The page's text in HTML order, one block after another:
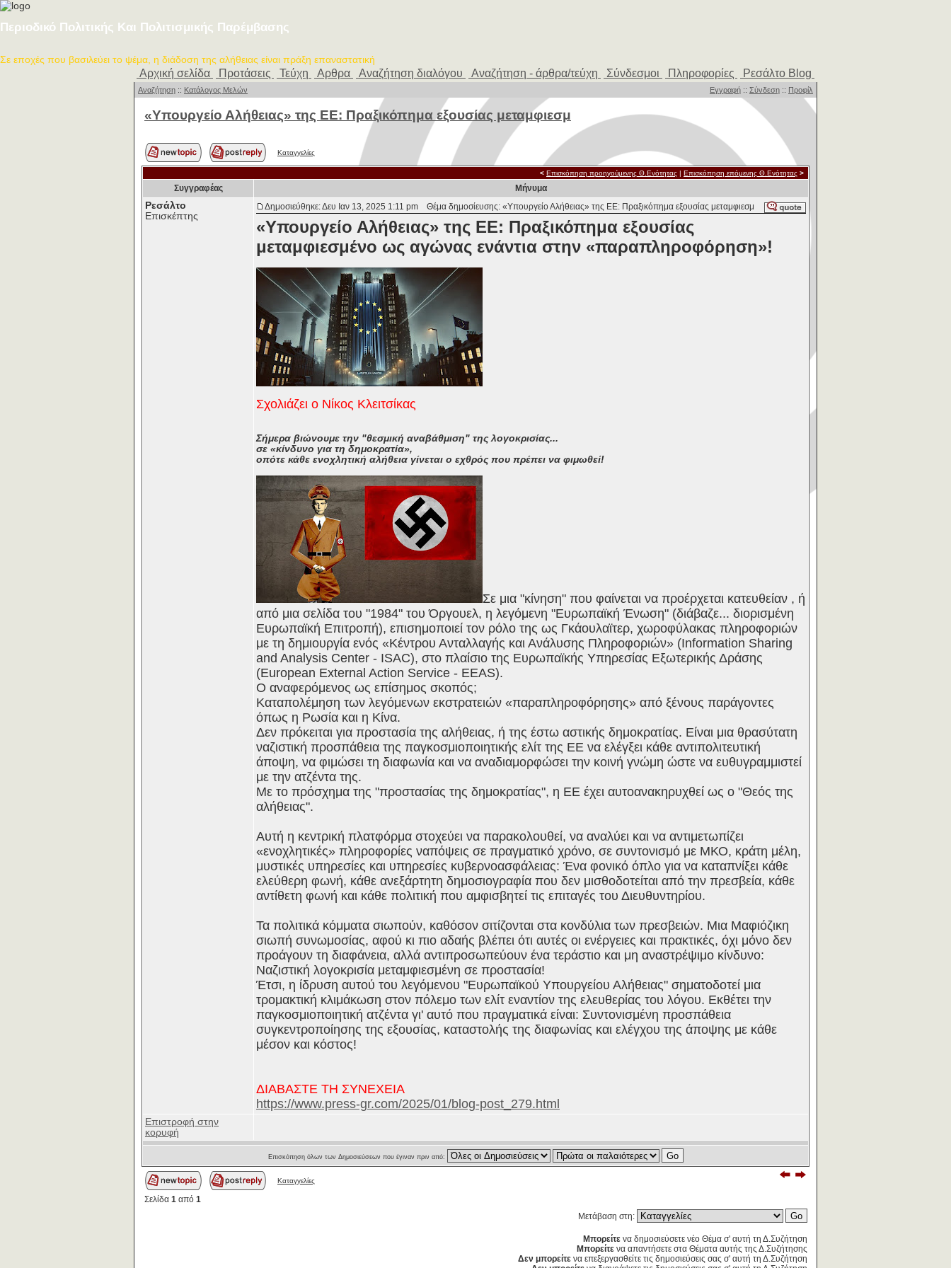
Περιοδικό Πολιτικής Και Πολιτισμικής Παρέμβασης
Σε εποχές που βασιλεύει το ψέμα, η διάδοση της αλήθειας είναι πράξη επαναστατική
Αρχική σελίδα Προτάσεις Τεύχη Αρθρα Αναζήτηση διαλόγου Αναζήτηση - άρθρα/τεύχη Σύνδεσμοι Πληροφορίες Ρεσάλτο Blog
Αναζήτηση :: Κατάλογος Μελών Εγγραφή :: Σύνδεση :: Προφίλ
«Υπουργείο Αλήθειας» της ΕΕ: Πραξικόπημα εξουσίας μεταμφιεσμ
Καταγγελίες
< Επισκόπηση προηγούμενης Θ.Ενότητας | Επισκόπηση επόμενης Θ.Ενότητας >
Συγγραφέας Μήνυμα
Ρεσάλτο
Επισκέπτης
Δημοσιεύθηκε: Δευ Ιαν 13, 2025 1:11 pm Θέμα δημοσίευσης: «Υπουργείο Αλήθειας» της ΕΕ: Πραξικόπημα εξουσίας μεταμφιεσμ
«Υπουργείο Αλήθειας» της ΕΕ: Πραξικόπημα εξουσίας
μεταμφιεσμένο ως αγώνας ενάντια στην «παραπληροφόρηση»!
Σχολιάζει ο Νίκος Κλειτσίκας
Σήμερα βιώνουμε την "θεσμική αναβάθμιση" της λογοκρισίας...
σε «κίνδυνο για τη δημοκρατία»,
οπότε κάθε ενοχλητική αλήθεια γίνεται ο εχθρός που πρέπει να φιμωθεί!
Σε μια "κίνηση" που φαίνεται να προέρχεται κατευθείαν , ή
από μια σελίδα του "1984" του Όργουελ, η λεγόμενη "Ευρωπαϊκή Ένωση" (διάβαζε... διορισμένη
Ευρωπαϊκή Επιτροπή), επισημοποιεί τον ρόλο της ως Γκάουλαϊτερ, χωροφύλακας πληροφοριών
με τη δημιουργία ενός «Κέντρου Ανταλλαγής και Ανάλυσης Πληροφοριών» (Information Sharing
and Analysis Center - ISAC), στο πλαίσιο της Ευρωπαϊκής Υπηρεσίας Εξωτερικής Δράσης
(European External Action Service - EEAS).
Ο αναφερόμενος ως επίσημος σκοπός;
Καταπολέμηση των λεγόμενων εκστρατειών «παραπληροφόρησης» από ξένους παράγοντες
όπως η Ρωσία και η Κίνα.
Δεν πρόκειται για προστασία της αλήθειας, ή της έστω αστικής δημοκρατίας. Είναι μια θρασύτατη
ναζιστική προσπάθεια της παγκοσμιοποιητικής ελίτ της ΕΕ να ελέγξει κάθε αντιπολιτευτική
άποψη, να φιμώσει τη διαφωνία και να αναδιαμορφώσει την κοινή γνώμη ώστε να ευθυγραμμιστεί
με την ατζέντα της.
Με το πρόσχημα της "προστασίας της δημοκρατίας", η ΕΕ έχει αυτοανακηρυχθεί ως ο "Θεός της
αλήθειας".
Αυτή η κεντρική πλατφόρμα στοχεύει να παρακολουθεί, να αναλύει και να αντιμετωπίζει
«ενοχλητικές» πληροφορίες ναπόψεις σε πραγματικό χρόνο, σε συντονισμό με ΜΚΟ, κράτη μέλη,
μυστικές υπηρεσίες και υπηρεσίες κυβερνοασφάλειας: Ένα φονικό όπλο για να καταπνίξει κάθε
ελεύθερη φωνή, κάθε ανεξάρτητη δημοσιογραφία που δεν μισθοδοτείται από την πρεσβεία, κάθε
αντίθετη φωνή και κάθε πολιτική που αμφισβητεί τις επιταγές του Διευθυντηρίου.
Τα πολιτικά κόμματα σιωπούν, καθόσον σιτίζονται στα κονδύλια των πρεσβειών. Μια Μαφιόζικη
σιωπή συνωμοσίας, αφού κι πιο αδαής βλέπει ότι αυτές οι ενέργειες και πρακτικές, όχι μόνο δεν
προάγουν τη διαφάνεια, αλλά αντιπροσωπεύουν ένα τεράστιο και μη αναστρέψιμο κίνδυνο:
Ναζιστική λογοκρισία μεταμφιεσμένη σε προστασία!
Έτσι, η ίδρυση αυτού του λεγόμενου "Ευρωπαϊκού Υπουργείου Αλήθειας" σηματοδοτεί μια
τρομακτική κλιμάκωση στον πόλεμο των ελίτ εναντίον της ελευθερίας του λόγου. Εκθέτει την
παγκοσμιοποιητική ατζέντα γι' αυτό που πραγματικά είναι: Συντονισμένη προσπάθεια
συγκεντροποίησης της εξουσίας, καταστολής της διαφωνίας και ελέγχου της άποψης με κάθε
μέσον και κόστος!
ΔΙΑΒΑΣΤΕ ΤΗ ΣΥΝΕΧΕΙΑ
https://www.press-gr.com/2025/01/blog-post_279.html
Επιστροφή στην
κορυφή
Επισκόπηση όλων των Δημοσιεύσεων που έγιναν πριν από:
Καταγγελίες
Σελίδα 1 από 1
Μετάβαση στη:
Μπορείτε να δημοσιεύσετε νέο Θέμα σ' αυτή τη Δ.Συζήτηση
Μπορείτε να απαντήσετε στα Θέματα αυτής της Δ.Συζήτησης
Δεν μπορείτε να επεξεργασθείτε τις δημοσιεύσεις σας σ' αυτή τη Δ.Συζήτηση